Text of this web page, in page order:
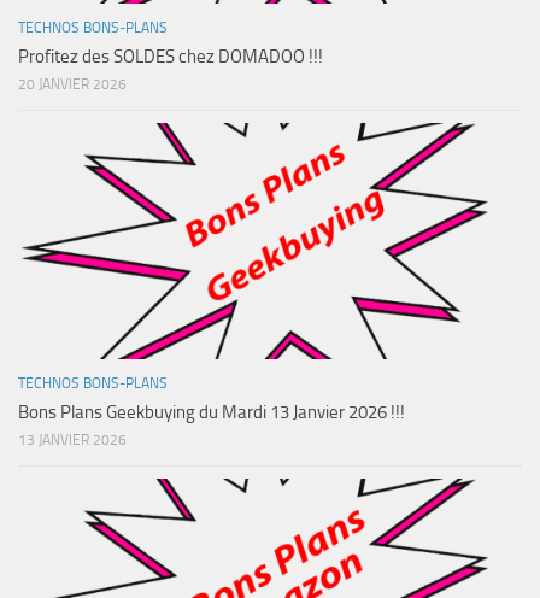
TECHNOS BONS-PLANS
Profitez des SOLDES chez DOMADOO !!!
20 JANVIER 2026
TECHNOS BONS-PLANS
Bons Plans Geekbuying du Mardi 13 Janvier 2026 !!!
13 JANVIER 2026